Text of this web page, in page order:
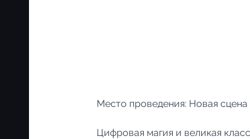
Место проведения: Новая
Цифровая магия и великая